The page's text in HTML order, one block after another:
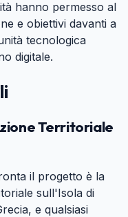
hanno permesso al
e obiettivi davanti a
tecnologica
digitale.
Territoriale
il progetto è la
sull'Isola di
e qualsiasi